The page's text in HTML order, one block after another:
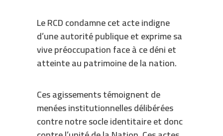
Le RCD condamne cet acte indigne
d’une autorité publique et exprime sa
vive préoccupation face à ce déni et
atteinte au patrimoine de la nation.
Ces agissements témoignent de
menées institutionnelles délibérées
contre notre socle identitaire et donc